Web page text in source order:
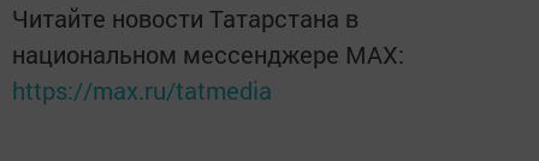
Читайте новости Татарстана в
национальном мессенджере MАХ:
https://max.ru/tatmedia